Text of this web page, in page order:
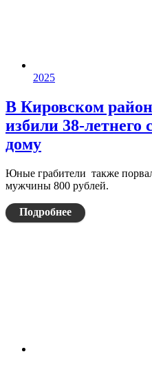
2025
В Кировском
избили 38-летнего
дому
Юные грабители также
мужчины 800 рублей.
Подробнее